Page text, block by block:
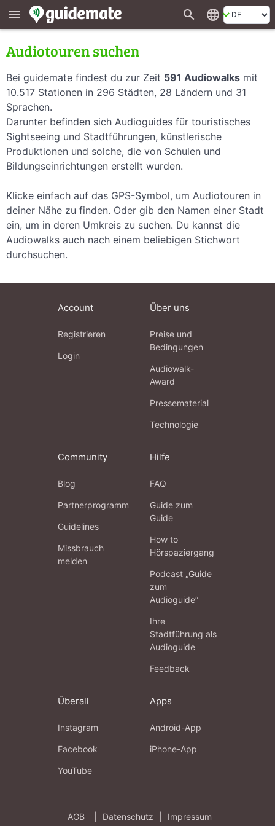
menu search language
Audiotouren suchen
Bei guidemate findest du zur Zeit 591 Audiowalks mit
10.517 Stationen in 296 Städten, 28 Ländern und 31
Sprachen.
Darunter befinden sich Audioguides für touristisches
Sightseeing und Stadtführungen, künstlerische
Produktionen und solche, die von Schulen und
Bildungseinrichtungen erstellt wurden.
Klicke einfach auf das GPS-Symbol, um Audiotouren in
deiner Nähe zu finden. Oder gib den Namen einer Stadt
ein, um in deren Umkreis zu suchen. Du kannst die
Audiowalks auch nach einem beliebigen Stichwort
durchsuchen.
Account
Registrieren
Login
Über uns
Preise und
Bedingungen
Audiowalk-
Award
Pressematerial
Technologie
Community
Blog
Partnerprogramm
Guidelines
Missbrauch
melden
Hilfe
FAQ
Guide zum
Guide
How to
Hörspaziergang
Podcast „Guide
zum
Audioguide“
Ihre
Stadtführung als
Audioguide
Feedback
Überall
Instagram
Facebook
YouTube
Apps
Android-App
iPhone-App
AGB Datenschutz Impressum